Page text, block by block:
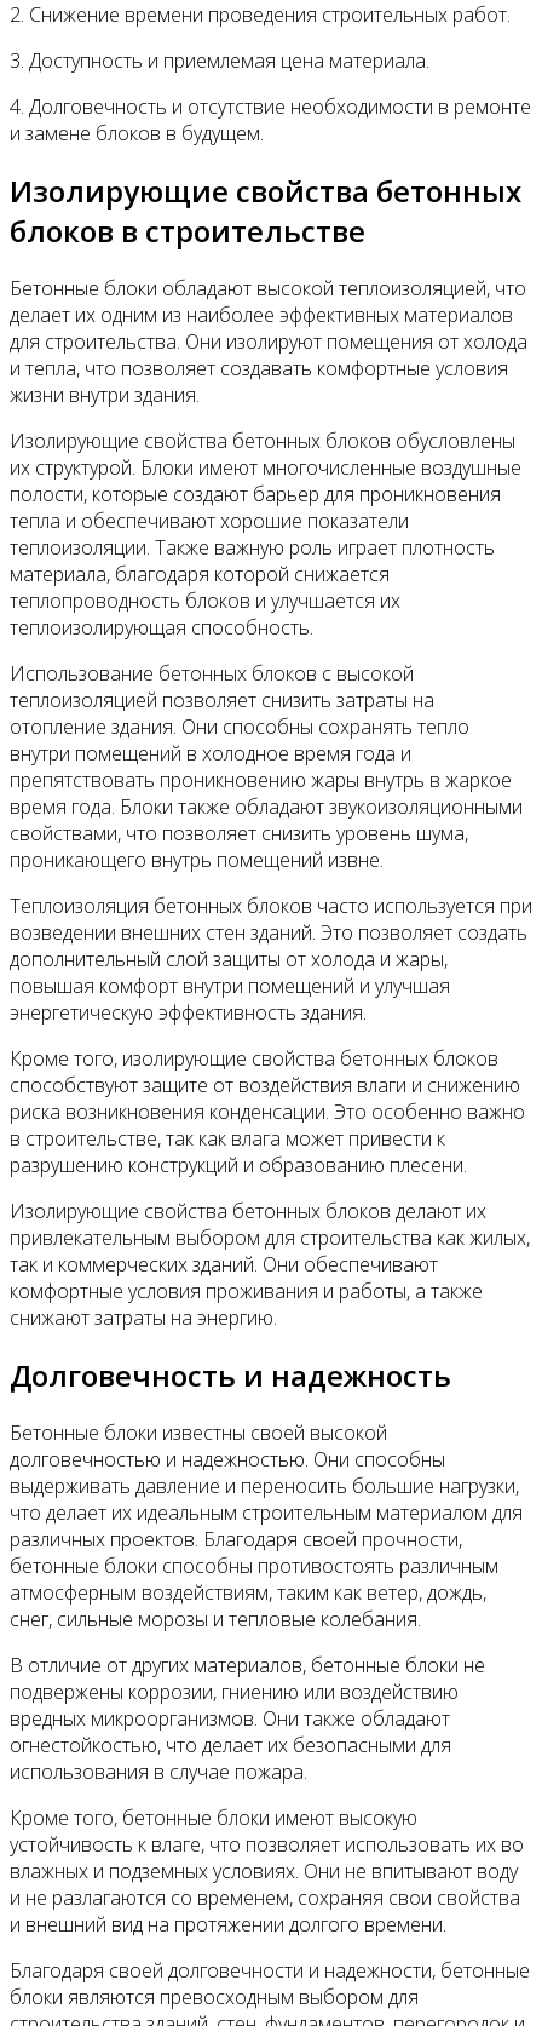
2. Снижение времени проведения строительных работ.
3. Доступность и приемлемая цена материала.
4. Долговечность и отсутствие необходимости в ремонте
и замене блоков в будущем.
Изолирующие свойства бетонных
блоков в строительстве
Бетонные блоки обладают высокой теплоизоляцией, что
делает их одним из наиболее эффективных материалов
для строительства. Они изолируют помещения от холода
и тепла, что позволяет создавать комфортные условия
жизни внутри здания.
Изолирующие свойства бетонных блоков обусловлены
их структурой. Блоки имеют многочисленные воздушные
полости, которые создают барьер для проникновения
тепла и обеспечивают хорошие показатели
теплоизоляции. Также важную роль играет плотность
материала, благодаря которой снижается
теплопроводность блоков и улучшается их
теплоизолирующая способность.
Использование бетонных блоков с высокой
теплоизоляцией позволяет снизить затраты на
отопление здания. Они способны сохранять тепло
внутри помещений в холодное время года и
препятствовать проникновению жары внутрь в жаркое
время года. Блоки также обладают звукоизоляционными
свойствами, что позволяет снизить уровень шума,
проникающего внутрь помещений извне.
Теплоизоляция бетонных блоков часто используется при
возведении внешних стен зданий. Это позволяет создать
дополнительный слой защиты от холода и жары,
повышая комфорт внутри помещений и улучшая
энергетическую эффективность здания.
Кроме того, изолирующие свойства бетонных блоков
способствуют защите от воздействия влаги и снижению
риска возникновения конденсации. Это особенно важно
в строительстве, так как влага может привести к
разрушению конструкций и образованию плесени.
Изолирующие свойства бетонных блоков делают их
привлекательным выбором для строительства как жилых,
так и коммерческих зданий. Они обеспечивают
комфортные условия проживания и работы, а также
снижают затраты на энергию.
Долговечность и надежность
Бетонные блоки известны своей высокой
долговечностью и надежностью. Они способны
выдерживать давление и переносить большие нагрузки,
что делает их идеальным строительным материалом для
различных проектов. Благодаря своей прочности,
бетонные блоки способны противостоять различным
атмосферным воздействиям, таким как ветер, дождь,
снег, сильные морозы и тепловые колебания.
В отличие от других материалов, бетонные блоки не
подвержены коррозии, гниению или воздействию
вредных микроорганизмов. Они также обладают
огнестойкостью, что делает их безопасными для
использования в случае пожара.
Кроме того, бетонные блоки имеют высокую
устойчивость к влаге, что позволяет использовать их во
влажных и подземных условиях. Они не впитывают воду
и не разлагаются со временем, сохраняя свои свойства
и внешний вид на протяжении долгого времени.
Благодаря своей долговечности и надежности, бетонные
блоки являются превосходным выбором для